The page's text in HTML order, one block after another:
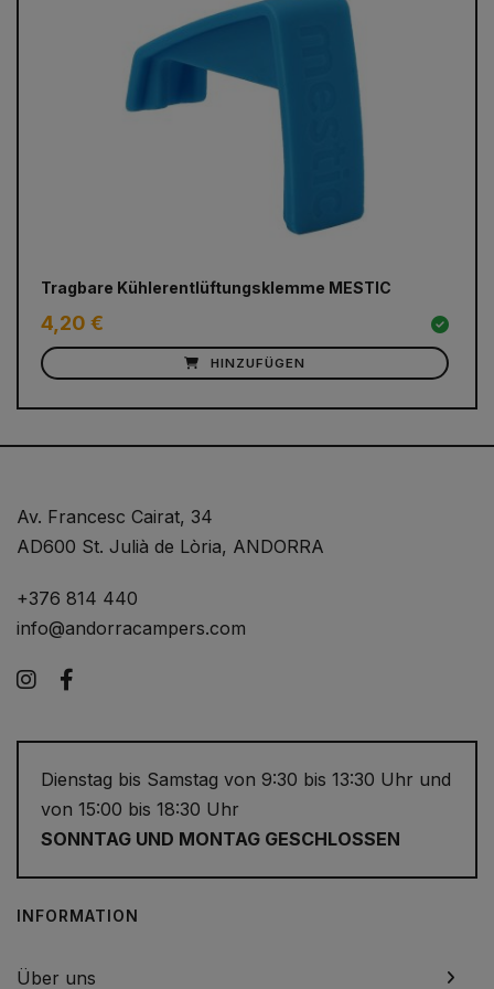
Tragbare Kühlerentlüftungsklemme MESTIC
4,20 €
HINZUFÜGEN
Av. Francesc Cairat, 34
AD600 St. Julià de Lòria, ANDORRA
+376 814 440
info@andorracampers.com
Instagram
Dienstag bis Samstag von 9:30 bis 13:30 Uhr und
von 15:00 bis 18:30 Uhr
SONNTAG UND MONTAG GESCHLOSSEN
INFORMATION
Über uns